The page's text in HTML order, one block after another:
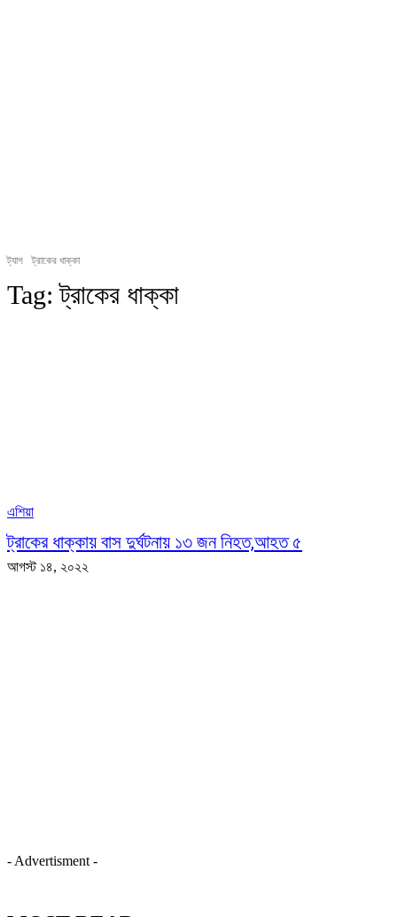
ট্যাগ ট্রাকের ধাক্কা
Tag:ট্রাকের ধাক্কা
এশিয়া
ট্রাকের ধাক্কায় বাস দুর্ঘটনায় ১৩ জন নিহত,আহত ৫
আগস্ট ১৪, ২০২২
- Advertisment -